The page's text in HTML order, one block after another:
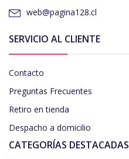
web@pagina128.cl
SERVICIO AL CLIENTE
Contacto
Preguntas Frecuentes
Retiro en tienda
Despacho a domicilio
CATEGORÍAS DESTACADAS